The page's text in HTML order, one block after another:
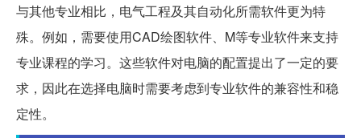
与其他专业相比，电气工程及其自动化所需软件更为特
殊。例如，需要使用CAD绘图软件、M等专业软件来支持
专业课程的学习。这些软件对电脑的配置提出了一定的要
求，因此在选择电脑时需要考虑到专业软件的兼容性和稳
定性。